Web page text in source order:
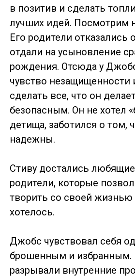
в позитив и сделать
лучших идей. Посмотрим
Его родители отказались
отдали на усыновление
рождения. Отсюда у
чувство незащищенности
сделать все, что он
безопасным. Он не хотел
детища, заботился о том,
надежны.
Стиву достались
родители, которые
творить со своей жизнью
хотелось.
Джобс чувствовал себя
брошенным и избранным.
разрывали внутренние